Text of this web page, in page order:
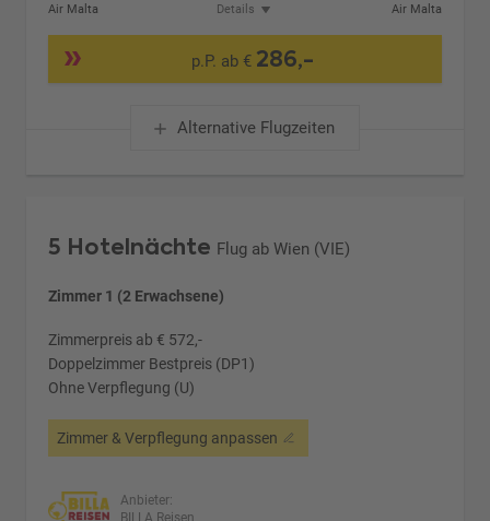
Air Malta
Details
Air Malta
p.P. ab € 286,-
Alternative Flugzeiten
5 Hotelnächte Flug ab Wien (VIE)
Zimmer 1 (2 Erwachsene)
Zimmerpreis ab € 572,-
Doppelzimmer Bestpreis (DP1)
Ohne Verpflegung (U)
Zimmer & Verpflegung anpassen
Anbieter:
BILLA Reisen